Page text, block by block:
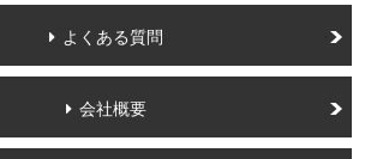
よくある質問
会社概要